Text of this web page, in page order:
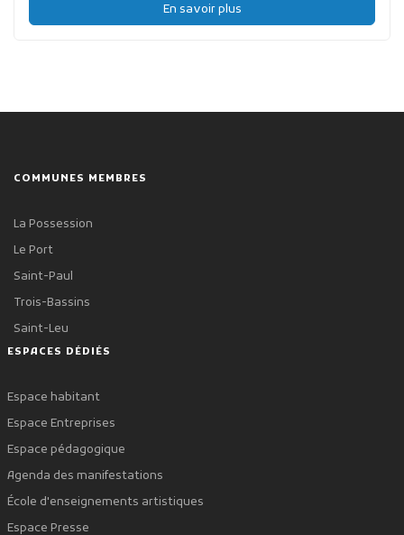
En savoir plus
COMMUNES MEMBRES
La Possession
Le Port
Saint-Paul
Trois-Bassins
Saint-Leu
ESPACES DÉDIÉS
Espace habitant
Espace Entreprises
Espace pédagogique
Agenda des manifestations
École d'enseignements artistiques
Espace Presse